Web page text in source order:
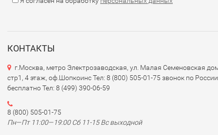
КОНТАКТЫ
г.Москва, метро Электрозаводская, ул. Малая Семеновская
стр1, 4 этаж, оф.Шопкоинс Тел: 8 (800) 505-01-75 звонок по России
бесплатно Тел: 8 (499) 390-06-59
8 (800) 505-01-75
Пн—Пт 11:00—19:00 Сб 11-15 Вс выходной